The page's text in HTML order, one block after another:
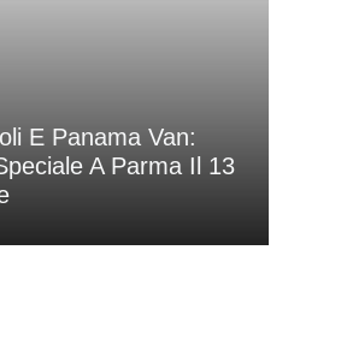
E Panama Van:
A Parma Il 13